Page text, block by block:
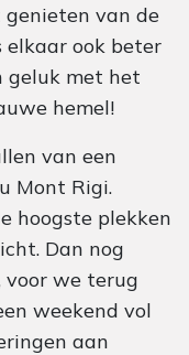
van de
elkaar ook beter
geluk met het
hemel!
van een
Mont Rigi.
hoogste plekken
Dan nog
voor we terug
weekend vol
aan